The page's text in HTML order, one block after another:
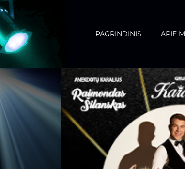
PAGRINDINIS APIE